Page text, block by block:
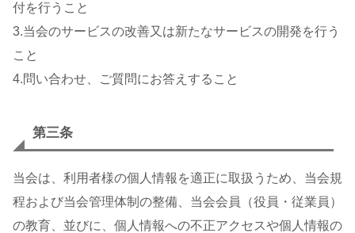
付を行うこと
3.当会のサービスの改善又は新たなサービスの開発を行う
こと
4.問い合わせ、ご質問にお答えすること
第三条
当会は、利用者様の個人情報を適正に取扱うため、当会規
程および当会管理体制の整備、当会会員（役員・従業員）
の教育、並びに、個人情報への不正アクセスや個人情報の